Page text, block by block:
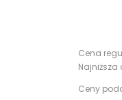
Cena
Najniższa
Ceny